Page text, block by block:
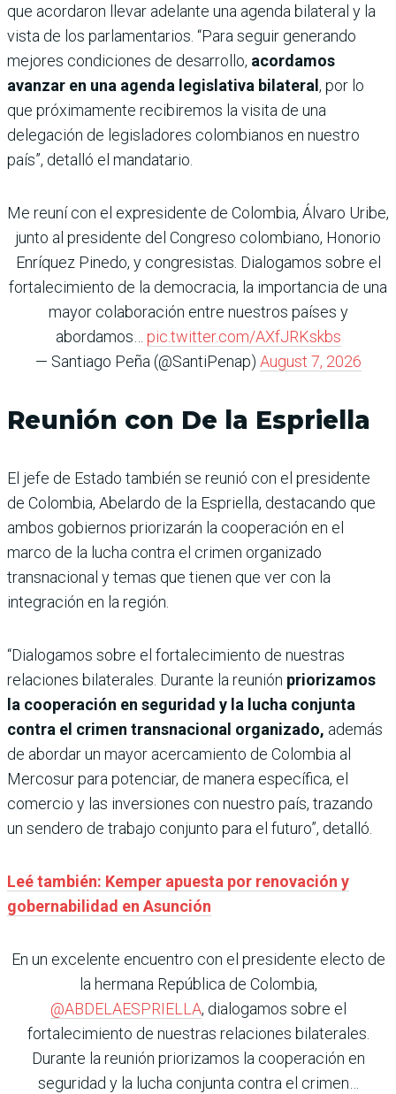
que acordaron llevar adelante una agenda bilateral y la
vista de los parlamentarios. “Para seguir generando
mejores condiciones de desarrollo, acordamos
avanzar en una agenda legislativa bilateral , por lo
que próximamente recibiremos la visita de una
delegación de legisladores colombianos en nuestro
país”, detalló el mandatario.
Me reuní con el expresidente de Colombia, Álvaro Uribe,
junto al presidente del Congreso colombiano, Honorio
Enríquez Pinedo, y congresistas. Dialogamos sobre el
fortalecimiento de la democracia, la importancia de una
mayor colaboración entre nuestros países y
abordamos… pic.twitter.com/AXfJRKskbs
— Santiago Peña (@SantiPenap) August 7, 2026
Reunión con De la Espriella
El jefe de Estado también se reunió con el presidente
de Colombia, Abelardo de la Espriella, destacando que
ambos gobiernos priorizarán la cooperación en el
marco de la lucha contra el crimen organizado
transnacional y temas que tienen que ver con la
integración en la región.
“Dialogamos sobre el fortalecimiento de nuestras
relaciones bilaterales. Durante la reunión priorizamos
la cooperación en seguridad y la lucha conjunta
contra el crimen transnacional organizado, además
de abordar un mayor acercamiento de Colombia al
Mercosur para potenciar, de manera específica, el
comercio y las inversiones con nuestro país, trazando
un sendero de trabajo conjunto para el futuro”, detalló.
Leé también: Kemper apuesta por renovación y
gobernabilidad en Asunción
En un excelente encuentro con el presidente electo de
la hermana República de Colombia,
@ABDELAESPRIELLA, dialogamos sobre el
fortalecimiento de nuestras relaciones bilaterales.
Durante la reunión priorizamos la cooperación en
seguridad y la lucha conjunta contra el crimen…